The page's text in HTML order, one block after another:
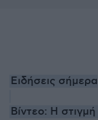
Ειδήσεις σήμερα
Βίντεο: Η